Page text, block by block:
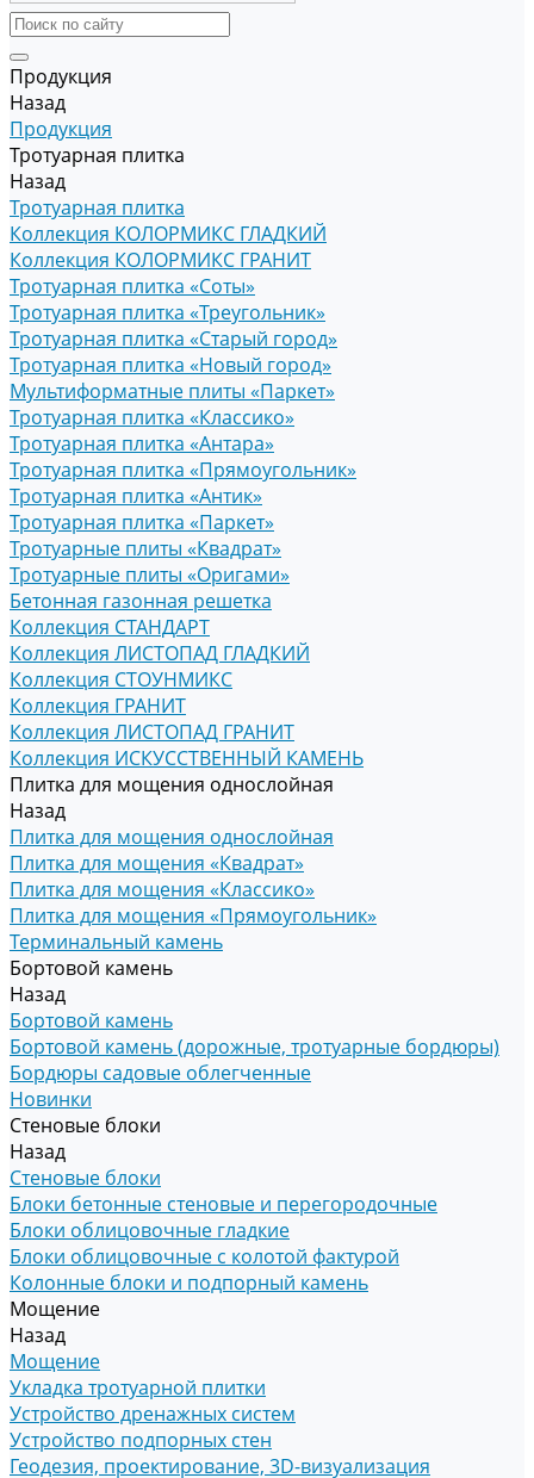
Продукция
Назад
Продукция
Тротуарная плитка
Назад
Тротуарная плитка
Коллекция КОЛОРМИКС ГЛАДКИЙ
Коллекция КОЛОРМИКС ГРАНИТ
Тротуарная плитка «Соты»
Тротуарная плитка «Треугольник»
Тротуарная плитка «Старый город»
Тротуарная плитка «Новый город»
Мультиформатные плиты «Паркет»
Тротуарная плитка «Классико»
Тротуарная плитка «Антара»
Тротуарная плитка «Прямоугольник»
Тротуарная плитка «Антик»
Тротуарная плитка «Паркет»
Тротуарные плиты «Квадрат»
Тротуарные плиты «Оригами»
Бетонная газонная решетка
Коллекция СТАНДАРТ
Коллекция ЛИСТОПАД ГЛАДКИЙ
Коллекция СТОУНМИКС
Коллекция ГРАНИТ
Коллекция ЛИСТОПАД ГРАНИТ
Коллекция ИСКУССТВЕННЫЙ КАМЕНЬ
Плитка для мощения однослойная
Назад
Плитка для мощения однослойная
Плитка для мощения «Квадрат»
Плитка для мощения «Классико»
Плитка для мощения «Прямоугольник»
Терминальный камень
Бортовой камень
Назад
Бортовой камень
Бортовой камень (дорожные, тротуарные бордюры)
Бордюры садовые облегченные
Новинки
Стеновые блоки
Назад
Стеновые блоки
Блоки бетонные стеновые и перегородочные
Блоки облицовочные гладкие
Блоки облицовочные с колотой фактурой
Колонные блоки и подпорный камень
Мощение
Назад
Мощение
Укладка тротуарной плитки
Устройство дренажных систем
Устройство подпорных стен
Геодезия, проектирование, 3D-визуализация